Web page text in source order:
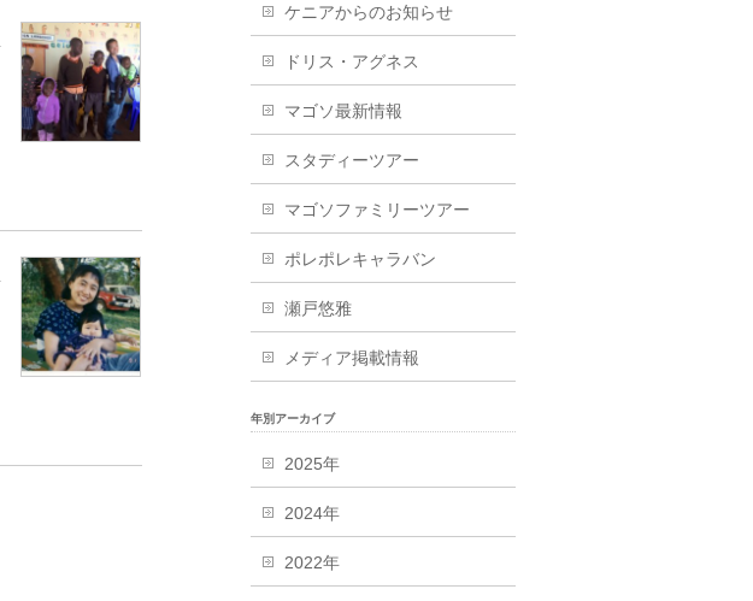
ケニアからのお知らせ
ドリス・アグネス
マゴソ最新情報
スタディーツアー
マゴソファミリーツアー
ポレポレキャラバン
瀬戸悠雅
メディア掲載情報
年別アーカイブ
2025年
2024年
2022年